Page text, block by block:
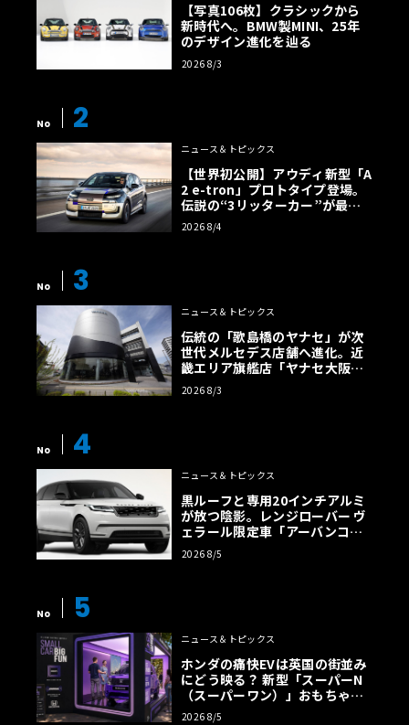
【写真106枚】クラシックから
新時代へ。BMW製MINI、25年
のデザイン進化を辿る
2026 8/3
No 2
ニュース＆トピックス
【世界初公開】アウディ新型「A
2 e-tron」プロトタイプ登場。
伝説の“3リッターカー”が最高
効率エントリーBEVとして復活
【画像38枚】
2026 8/4
No 3
ニュース＆トピックス
伝統の「歌島橋のヤナセ」が次
世代メルセデス店舗へ進化。近
畿エリア旗艦店「ヤナセ大阪支
店」がリニューアル
2026 8/3
No 4
ニュース＆トピックス
黒ルーフと専用20インチアルミ
が放つ陰影。レンジローバー ヴ
ェラール限定車「アーバンコン
トラスト・エディション」登場
2026 8/5
No 5
ニュース＆トピックス
ホンダの痛快EVは英国の街並み
にどう映る？ 新型「スーパーN
（スーパーワン）」おもちゃ箱
ツアーの全貌
2026 8/5